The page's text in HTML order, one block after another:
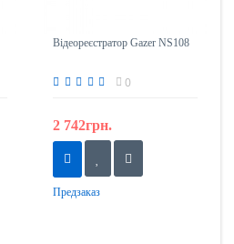
Відеореєстратор Gazer NS108
0
2 742грн.
Предзаказ